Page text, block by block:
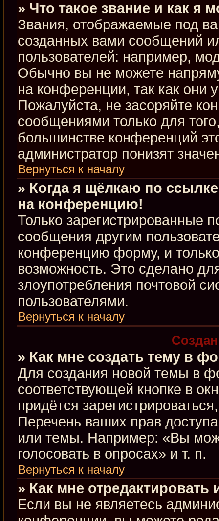
» Что такое звание и как я
Звания, отображаемые под
созданных вами сообщений
пользователей: например,
Обычно вы не можете
на конференции, так как они
Пожалуйста, не засоряйте
сообщениями только для
большинстве конференций
администратор понизят
Вернуться к началу
» Когда я щёлкаю по
на конференцию!
Только зарегистрированные
сообщения другим
конференцию форму, и
возможность. Это сделано
злоупотребления почтовой
пользователями.
Вернуться к началу
» Как мне создать тему в
Для создания новой темы в
соответствующей кнопке в
придётся
Перечень ваших прав
или темы. Например: «Вы
голосовать в опросах» и т. п.
Вернуться к началу
» Как мне
Если вы не являетесь